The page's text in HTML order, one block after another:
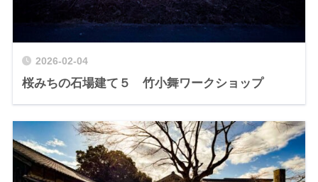
2026-02-04
桜みちの石場建て５ 竹小舞ワークショップ